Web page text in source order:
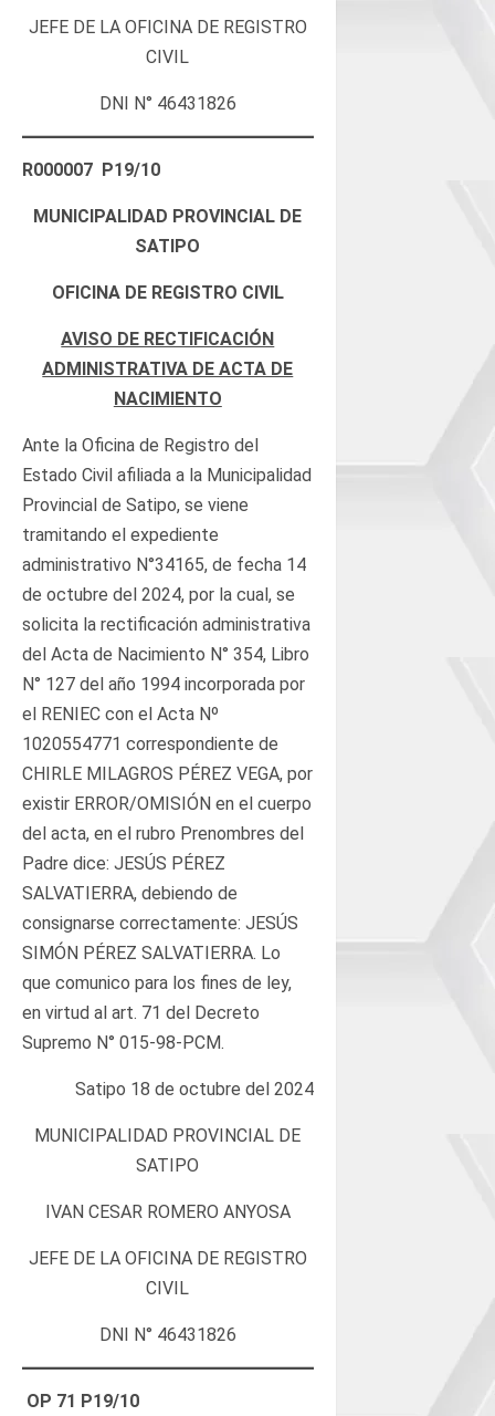
JEFE DE LA OFICINA DE REGISTRO
CIVIL
DNI N° 46431826
R000007 P19/10
MUNICIPALIDAD PROVINCIAL DE
SATIPO
OFICINA DE REGISTRO CIVIL
AVISO DE RECTIFICACIÓN
ADMINISTRATIVA DE ACTA DE
NACIMIENTO
Ante la Oficina de Registro del
Estado Civil afiliada a la Municipalidad
Provincial de Satipo, se viene
tramitando el expediente
administrativo N°34165, de fecha 14
de octubre del 2024, por la cual, se
solicita la rectificación administrativa
del Acta de Nacimiento N° 354, Libro
N° 127 del año 1994 incorporada por
el RENIEC con el Acta Nº
1020554771 correspondiente de
CHIRLE MILAGROS PÉREZ VEGA, por
existir ERROR/OMISIÓN en el cuerpo
del acta, en el rubro Prenombres del
Padre dice: JESÚS PÉREZ
SALVATIERRA, debiendo de
consignarse correctamente: JESÚS
SIMÓN PÉREZ SALVATIERRA. Lo
que comunico para los fines de ley,
en virtud al art. 71 del Decreto
Supremo N° 015-98-PCM.
Satipo 18 de octubre del 2024
MUNICIPALIDAD PROVINCIAL DE
SATIPO
IVAN CESAR ROMERO ANYOSA
JEFE DE LA OFICINA DE REGISTRO
CIVIL
DNI N° 46431826
OP 71 P19/10